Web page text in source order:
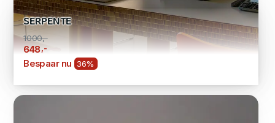
SERPENTE
1000,-
648,-
Bespaar nu 36%